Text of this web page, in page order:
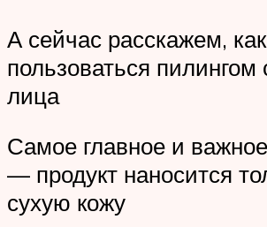
А сейчас расскажем, как
пользоваться пилингом
лица
Самое главное и
— продукт наносится
сухую кожу